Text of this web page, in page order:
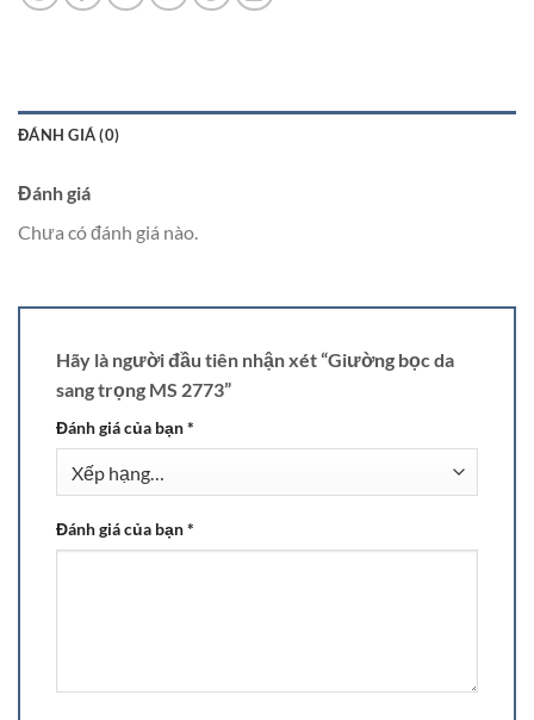
ĐÁNH GIÁ (0)
Đánh giá
Chưa có đánh giá nào.
Hãy là người đầu tiên nhận xét “Giường bọc da
sang trọng MS 2773”
Đánh giá của bạn*
Đánh giá của bạn*